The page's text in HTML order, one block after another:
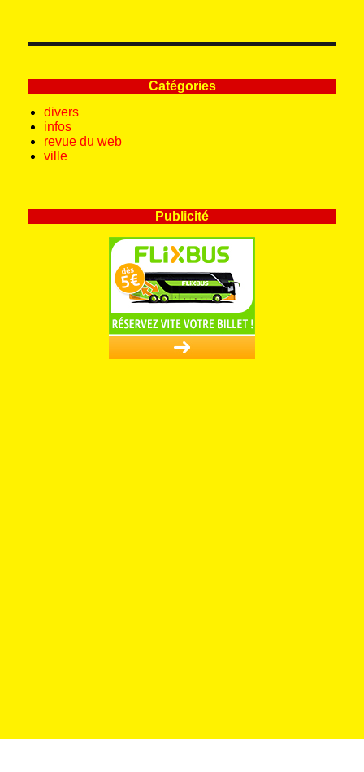
Catégories
divers
infos
revue du web
ville